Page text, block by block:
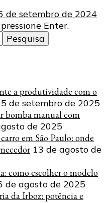
de setembro de 2024
Enter.
a produtividade com o
5 de setembro de 2025
bomba manual com
de 2025
em São Paulo: onde
13 de agosto de
como escolher o modelo
de agosto de 2025
da Irboz: potência e